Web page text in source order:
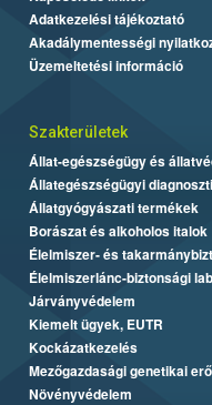
Adatkezelési tájékoztató
Akadálymentességi
Üzemeltetési információ
Szakterületek
Állat-egészségügy és
Állategészségügyi
Állatgyógyászati termékek
Borászat és alkoholos italok
Élelmiszer- és
Élelmiszerlánc-biztonsági
Járványvédelem
Kiemelt ügyek, EUTR
Kockázatkezelés
Mezőgazdasági genetikai
Növényvédelem